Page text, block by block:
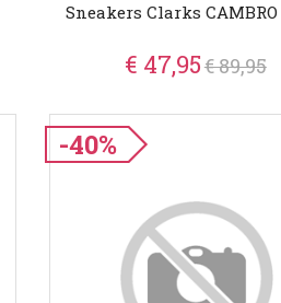
Sneakers Clarks CAMBRO
€ 47,95€ 89,95
-40%